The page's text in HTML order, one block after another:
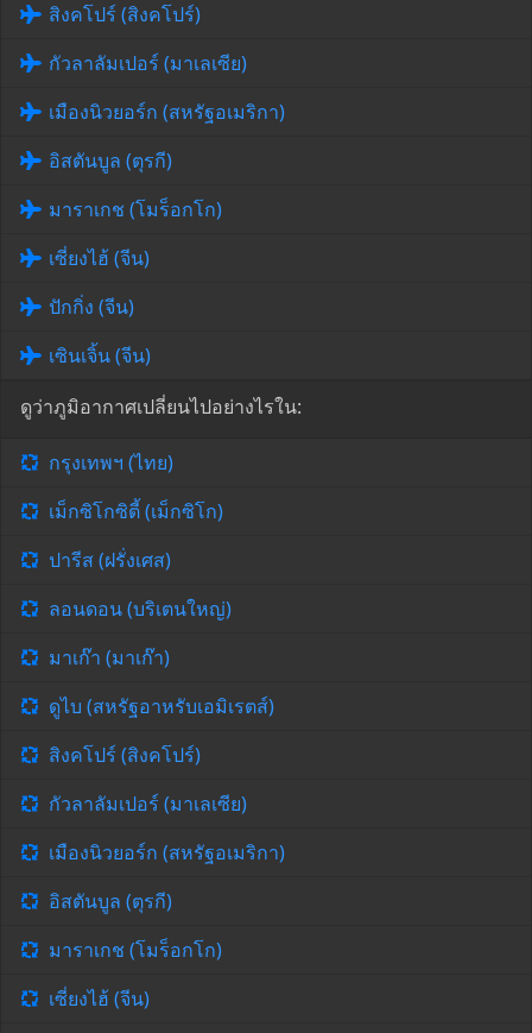
สิงคโปร์ (สิงคโปร์)
กัวลาลัมเปอร์ (มาเลเซีย)
เมืองนิวยอร์ก (สหรัฐอเมริกา)
อิสตันบูล (ตุรกี)
มาราเกช (โมร็อกโก)
เซี่ยงไฮ้ (จีน)
ปักกิ่ง (จีน)
เซินเจิ้น (จีน)
ดูว่าภูมิอากาศเปลี่ยนไปอย่างไรใน:
กรุงเทพฯ (ไทย)
เม็กซิโกซิตี้ (เม็กซิโก)
ปารีส (ฝรั่งเศส)
ลอนดอน (บริเตนใหญ่)
มาเก๊า (มาเก๊า)
ดูไบ (สหรัฐอาหรับเอมิเรตส์)
สิงคโปร์ (สิงคโปร์)
กัวลาลัมเปอร์ (มาเลเซีย)
เมืองนิวยอร์ก (สหรัฐอเมริกา)
อิสตันบูล (ตุรกี)
มาราเกช (โมร็อกโก)
เซี่ยงไฮ้ (จีน)